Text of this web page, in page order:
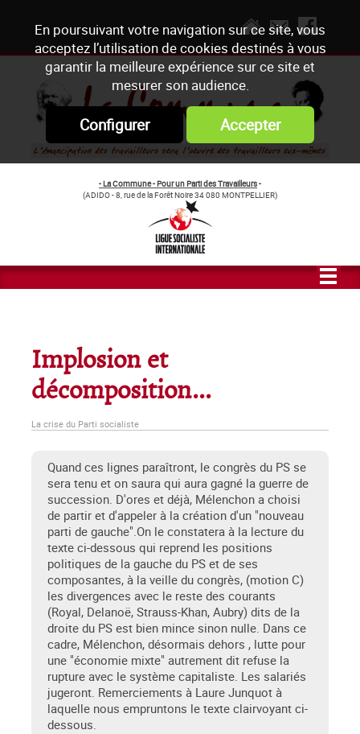
En poursuivant votre navigation sur ce site, vous
acceptez l’utilisation de cookies destinés à vous
garantir la meilleure expérience sur ce site et
mesurer son audience.
Configurer Accepter
- La Commune - Pour un Parti des Travailleurs-
(ADIDO - 8, rue de la Forêt Noire 34 080 MONTPELLIER)
Implosion et
décomposition...
La crise du Parti socialiste
Quand ces lignes paraîtront, le congrès du PS se
sera tenu et on saura qui aura gagné la guerre de
succession. D'ores et déjà, Mélenchon a choisi
de partir et d'appeler à la création d'un "nouveau
parti de gauche".On le constatera à la lecture du
texte ci-dessous qui reprend les positions
politiques de la gauche du PS et de ses
composantes, à la veille du congrès, (motion C)
les divergences avec le reste des courants
(Royal, Delanoë, Strauss-Khan, Aubry) dits de la
droite du PS est bien mince sinon nulle. Dans ce
cadre, Mélenchon, désormais dehors , lutte pour
une "économie mixte" autrement dit refuse la
rupture avec le système capitaliste. Les salariés
jugeront. Remerciements à Laure Junquot à
laquelle nous empruntons le texte clairvoyant ci-
dessous.